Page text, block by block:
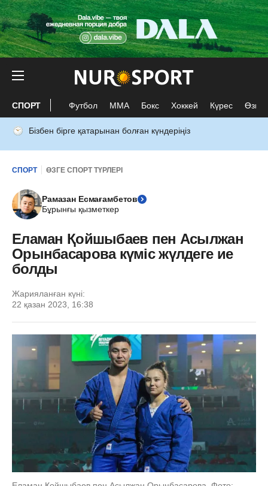
СПОРТ Футбол ММА Бокс Хоккей Күрес Өзге
Бізбен бірге қатарынан болған күндеріңіз
СПОРТ ӨЗГЕ СПОРТ ТҮРЛЕРІ
Рамазан Есмағамбетов
Бұрынғы қызметкер
Еламан Қойшыбаев пен Асылжан
Орынбасарова күміс жүлдеге ие
болды
Жарияланған күні:
22 қазан 2023, 16:38